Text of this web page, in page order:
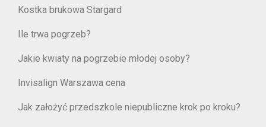
Kostka brukowa Stargard
Ile trwa pogrzeb?
Jakie kwiaty na pogrzebie młodej osoby?
Invisalign Warszawa cena
Jak założyć przedszkole niepubliczne krok po kroku?